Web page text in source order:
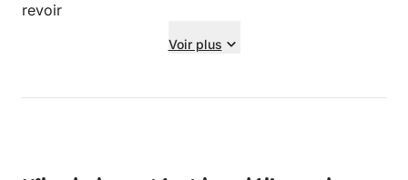
revoir
Voir plus